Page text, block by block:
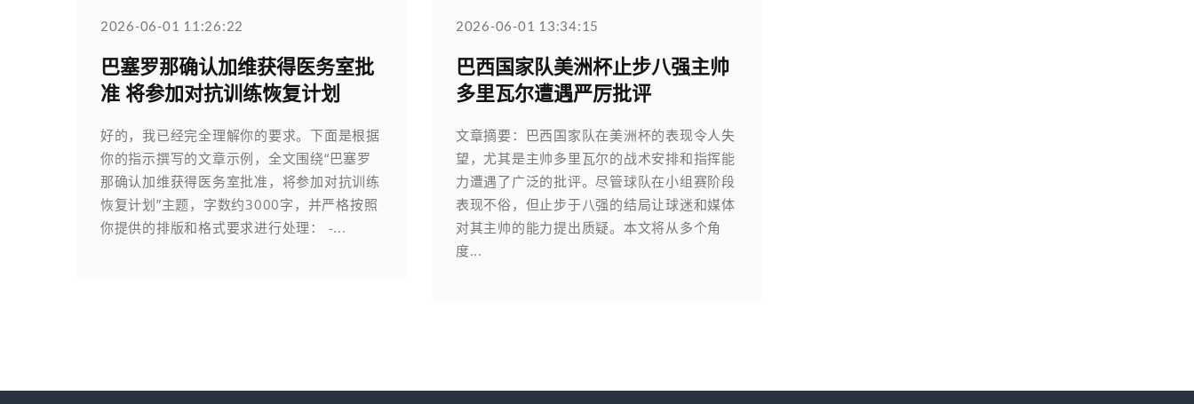
2026-06-01 11:26:22
巴塞罗那确认加维获得医务室批
准 将参加对抗训练恢复计划
好的，我已经完全理解你的要求。下面是根据
你的指示撰写的文章示例，全文围绕“巴塞罗
那确认加维获得医务室批准，将参加对抗训练
恢复计划”主题，字数约3000字，并严格按照
你提供的排版和格式要求进行处理： -...
2026-06-01 13:34:15
巴西国家队美洲杯止步八强主帅
多里瓦尔遭遇严厉批评
文章摘要：巴西国家队在美洲杯的表现令人失
望，尤其是主帅多里瓦尔的战术安排和指挥能
力遭遇了广泛的批评。尽管球队在小组赛阶段
表现不俗，但止步于八强的结局让球迷和媒体
对其主帅的能力提出质疑。本文将从多个角
度...